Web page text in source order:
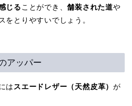
じる ことができ、舗装された道や
をとりやすいでしょう。
アッパー
は スエードレザー（天然皮革） が